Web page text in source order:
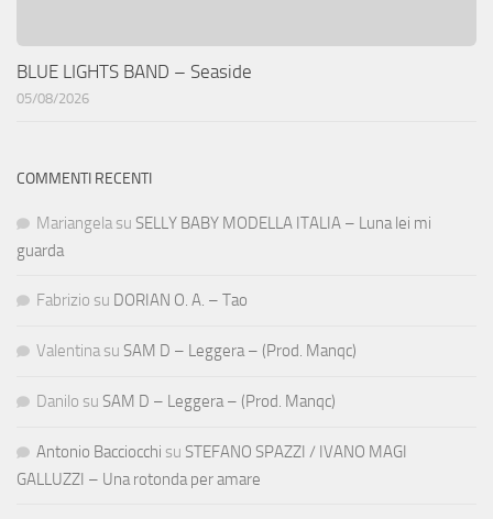
BLUE LIGHTS BAND – Seaside
05/08/2026
COMMENTI RECENTI
Mariangela su SELLY BABY MODELLA ITALIA – Luna lei mi
guarda
Fabrizio su DORIAN O. A. – Tao
Valentina su SAM D – Leggera – (Prod. Manqc)
Danilo su SAM D – Leggera – (Prod. Manqc)
Antonio Bacciocchi su STEFANO SPAZZI / IVANO MAGI
GALLUZZI – Una rotonda per amare